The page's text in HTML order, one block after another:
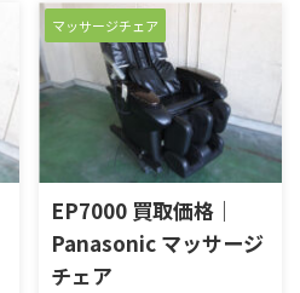
いただきました。もみ玉がコ
リの芯をグリグリ揉みほぐし
ます。本商品は、使用による小
キズなどがありましたが、ご
使用には差し支えありませ
ん。動作確認をしましたが、
特に問題の無い正常品でし
た。通電・リモコンでの操
作・リモコンの各ボタン動作
確認済みです。動作確認のた
め、しばらく操作していまし
マッサージチェア
EP7000 買取価格｜
Panasonic マッサージ
チェア